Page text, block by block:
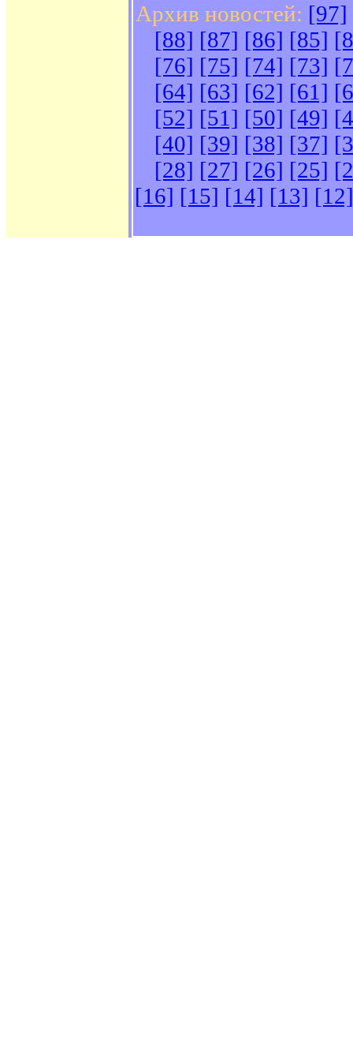
Архив новостей: [97]
[88] [87] [86] [85]
[76] [75] [74] [73]
[64] [63] [62] [61]
[52] [51] [50] [49]
[40] [39] [38] [37]
[28] [27] [26] [25]
[16] [15] [14] [13] [12]